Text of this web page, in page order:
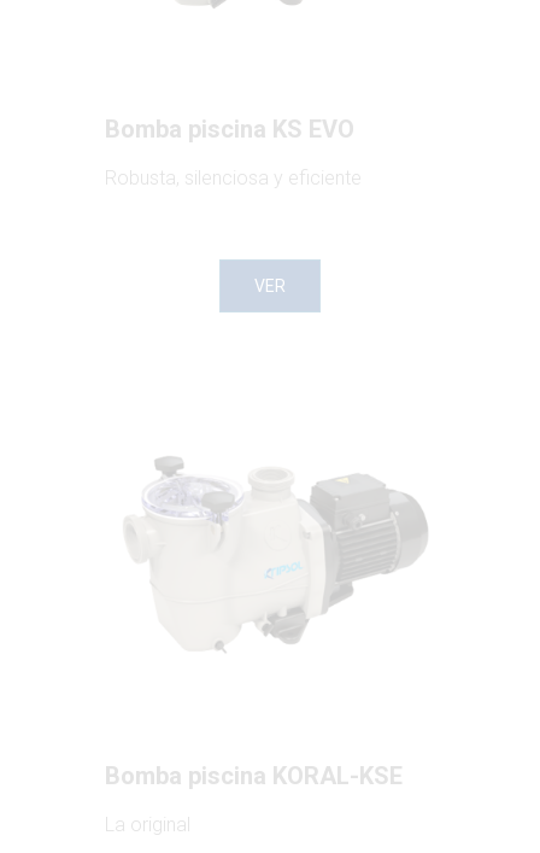
Bomba piscina KS EVO
Robusta, silenciosa y eficiente
VER
Bomba piscina KORAL-KSE
La original